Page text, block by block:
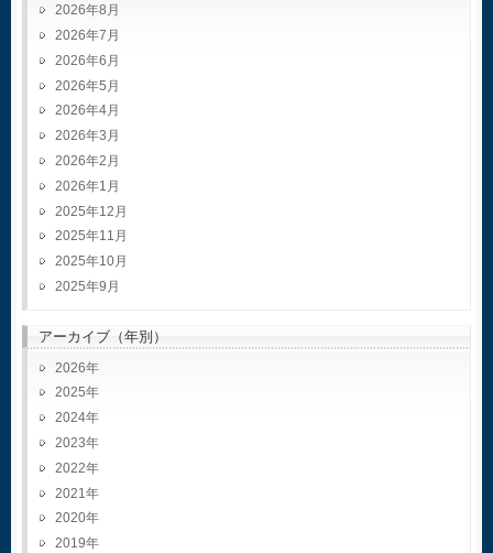
2026年8月
2026年7月
2026年6月
2026年5月
2026年4月
2026年3月
2026年2月
2026年1月
2025年12月
2025年11月
2025年10月
2025年9月
アーカイブ（年別）
2026
2025
2024
2023
2022
2021
2020
2019